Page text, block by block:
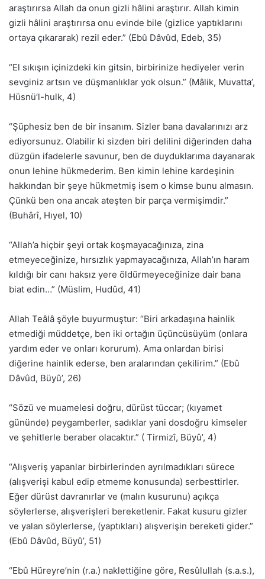
araştırırsa Allah da onun gizli hâlini araştırır. Allah kimin
gizli hâlini araştırırsa onu evinde bile (gizlice yaptıklarını
ortaya çıkararak) rezil eder.” (Ebû Dâvûd, Edeb, 35)
“El sıkışın içinizdeki kin gitsin, birbirinize hediyeler verin
sevginiz artsın ve düşmanlıklar yok olsun.” (Mâlik, Muvatta’,
Hüsnü’l-hulk, 4)
“Şüphesiz ben de bir insanım. Sizler bana davalarınızı arz
ediyorsunuz. Olabilir ki sizden biri delilini diğerinden daha
düzgün ifadelerle savunur, ben de duyduklarıma dayanarak
onun lehine hükmederim. Ben kimin lehine kardeşinin
hakkından bir şeye hükmetmiş isem o kimse bunu almasın.
Çünkü ben ona ancak ateşten bir parça vermişimdir.”
(Buhârî, Hıyel, 10)
“Allah’a hiçbir şeyi ortak koşmayacağınıza, zina
etmeyeceğinize, hırsızlık yapmayacağınıza, Allah’ın haram
kıldığı bir canı haksız yere öldürmeyeceğinize dair bana
biat edin…” (Müslim, Hudûd, 41)
Allah Teâlâ şöyle buyurmuştur: “Biri arkadaşına hainlik
etmediği müddetçe, ben iki ortağın üçüncüsüyüm (onlara
yardım eder ve onları korurum). Ama onlardan birisi
diğerine hainlik ederse, ben aralarından çekilirim.” (Ebû
Dâvûd, Büyû’, 26)
“Sözü ve muamelesi doğru, dürüst tüccar; (kıyamet
gününde) peygamberler, sadıklar yani dosdoğru kimseler
ve şehitlerle beraber olacaktır.” ( Tirmizî, Büyû’, 4)
“Alışveriş yapanlar birbirlerinden ayrılmadıkları sürece
(alışverişi kabul edip etmeme konusunda) serbesttirler.
Eğer dürüst davranırlar ve (malın kusurunu) açıkça
söylerlerse, alışverişleri bereketlenir. Fakat kusuru gizler
ve yalan söylerlerse, (yaptıkları) alışverişin bereketi gider.”
(Ebû Dâvûd, Büyû’, 51)
“Ebû Hüreyre’nin (r.a.) naklettiğine göre, Resûlullah (s.a.s.),